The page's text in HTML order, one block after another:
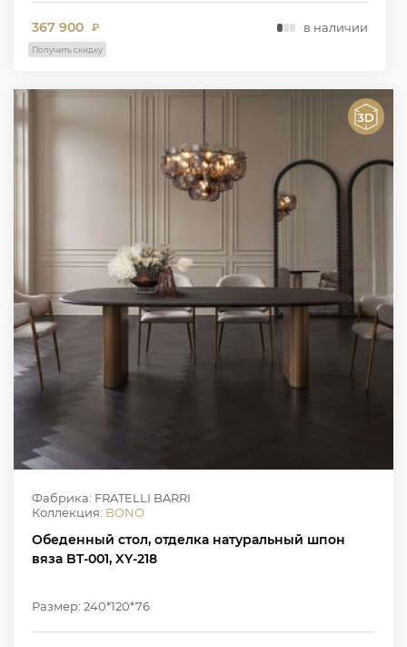
367 900 ₽ в наличии
Получить скидку
Фабрика: FRATELLI BARRI
Коллекция: BONO
Обеденный стол, отделка натуральный шпон
вяза BT-001, XY-218
Размер: 240*120*76